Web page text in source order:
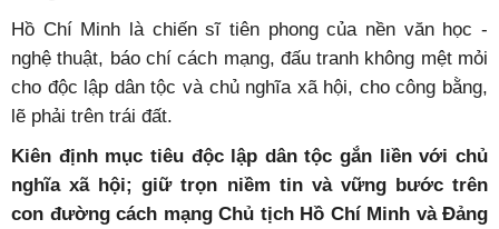
Hồ Chí Minh là chiến sĩ tiên phong của nền văn học -
nghệ thuật, báo chí cách mạng, đấu tranh không mệt mỏi
cho độc lập dân tộc và chủ nghĩa xã hội, cho công bằng,
lẽ phải trên trái đất.
Kiên định mục tiêu độc lập dân tộc gắn liền với chủ
nghĩa xã hội; giữ trọn niềm tin và vững bước trên
con đường cách mạng Chủ tịch Hồ Chí Minh và Đảng